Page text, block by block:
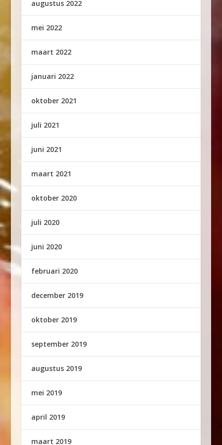
augustus 2022
mei 2022
maart 2022
januari 2022
oktober 2021
juli 2021
juni 2021
maart 2021
oktober 2020
juli 2020
juni 2020
februari 2020
december 2019
oktober 2019
september 2019
augustus 2019
mei 2019
april 2019
maart 2019